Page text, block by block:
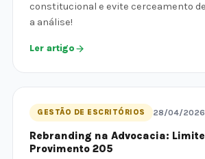
constitucional e evite cerceamento
a análise!
Ler artigo
GESTÃO DE ESCRITÓRIOS 28/04/2026
Rebranding na Advocacia:
Provimento 205